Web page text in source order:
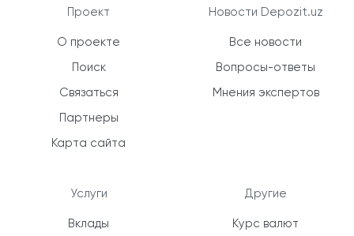
Проект
О проекте
Поиск
Связаться
Партнеры
Карта сайта
Услуги
Вклады
Новости Depozit.uz
Все новости
Вопросы-ответы
Мнения экспертов
Другие
Курс валют